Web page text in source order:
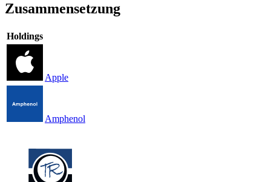
Zusammensetzung
Holdings
Apple
Amphenol